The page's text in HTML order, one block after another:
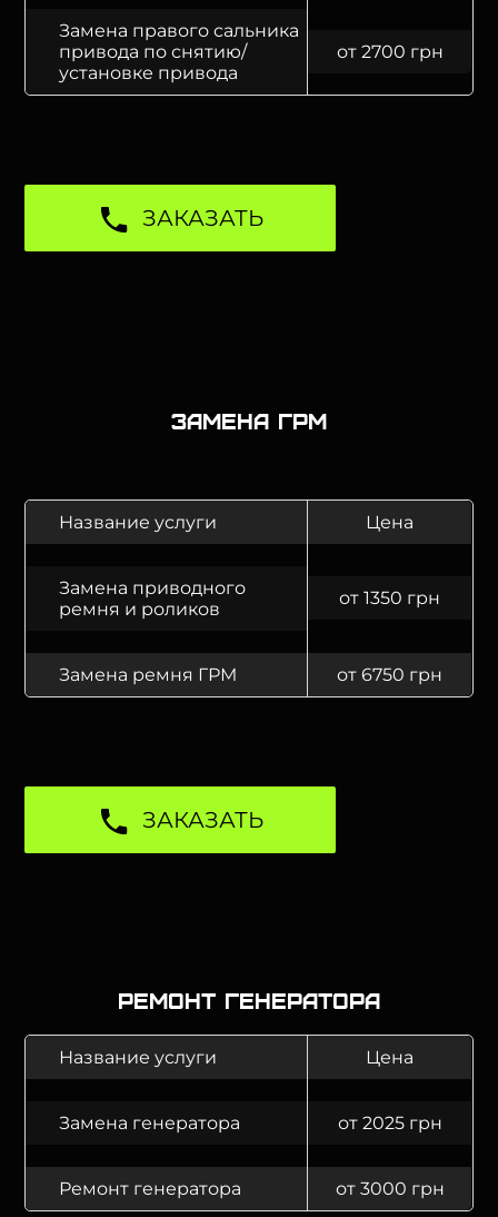
Замена правого сальника
привода по снятию/
установке привода
от 2700 грн
ЗАКАЗАТЬ
Замена ГРМ
Название услуги Цена
Замена приводного
ремня и роликов
от 1350 грн
Замена ремня ГРМ от 6750 грн
ЗАКАЗАТЬ
Ремонт генератора
Название услуги Цена
Замена генератора от 2025 грн
Ремонт генератора от 3000 грн